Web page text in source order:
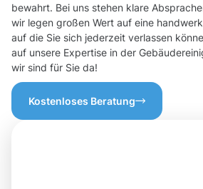
bewahrt. Bei uns stehen klare
wir legen großen Wert auf eine
auf die Sie sich jederzeit verlassen
auf unsere Expertise in der
wir sind für Sie da!
Kostenloses Beratung